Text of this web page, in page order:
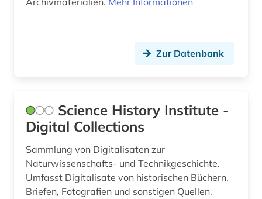
Zur Datenbank
Science History Institute -
Digital Collections
Sammlung von Digitalisaten zur
Naturwissenschafts- und Technikgeschichte.
Umfasst Digitalisate von historischen Büchern,
Briefen, Fotografien und sonstigen Quellen.